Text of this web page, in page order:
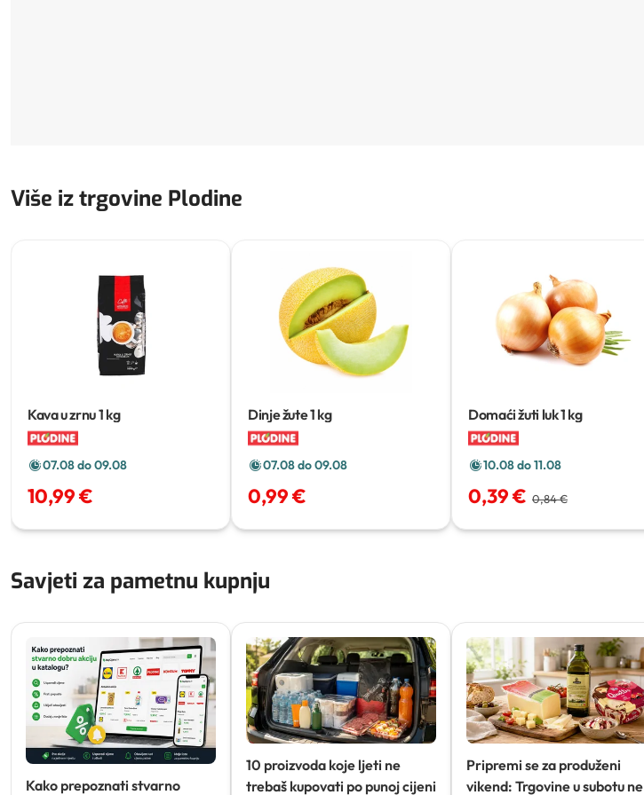
Više iz trgovine Plodine
Kava u zrnu1 kg
07.08 do 09.08
10,99 €
Dinje žute1 kg
07.08 do 09.08
0,99 €
Domaći žuti luk1 kg
10.08 do 11.08
0,39 € 0,84 €
Savjeti za pametnu kupnju
Kako prepoznati stvarno
10 proizvoda koje ljeti ne
trebaš kupovati po punoj cijeni
Pripremi se za produženi
vikend: Trgovine u subotu ne